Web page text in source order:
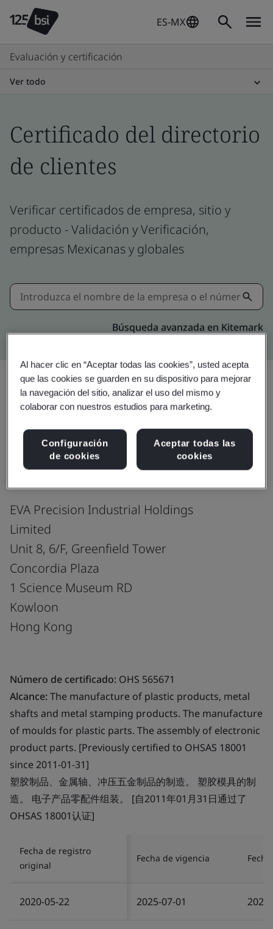
ES-MX
Evaluación y certificación
Ver todo
Certificado del directorio
de clientes
Verificar certificados de empresa, sitio y
producto - Validación y Verificación,
empresas Mexicanas y globales
Búsqueda avanzada en Kitemark
Compartir:
ISO 45001:2018
EVA Precision Industrial Holdings
Limited
Unit 8, 6/F, Greenfield Tower
Concordia Plaza
1 Science Museum RD
Kowloon
Hong Kong
Número de certificado: OHS 565671
Alcance:The manufacture of plastic products, metal
shafts and metal stamping products. The manufacture
of moulds for plastic parts. The assembly of electronic
product parts. [Previously certified to OHSAS 18001
since 2011-01-31]
塑胶制品、金属轴、冲压五金制品的制造。 塑胶模具的制
造。 电子产品零配件组装。 [自2011年01月31日通过了
OHSAS 18001认证]
Fecha de registro
original
Fecha de vigencia
2020-05-22 2025-07-01
Al hacer clic en “Aceptar todas las cookies”, usted acepta
que las cookies se guarden en su dispositivo para mejorar
la navegación del sitio, analizar el uso del mismo y
colaborar con nuestros estudios para marketing.
Configuración
de cookies
Aceptar todas las
cookies